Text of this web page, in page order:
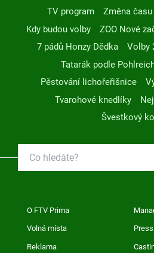
TV program
Změna času
Kdy budou volby
ZOO Nové
7 pádů Honzy Dědka
Volby
Tatarák podle
Pěstování lichořeřišnice
Tvarohové knedlíky
Švestkový
O FTV Prima
Volná místa Press
Reklama